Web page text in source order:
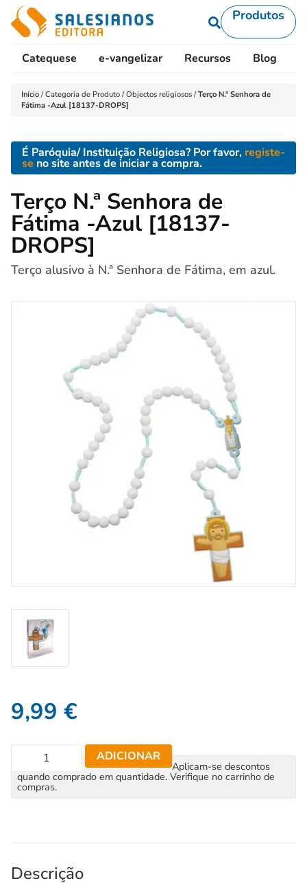
Produtos
Catequese e-vangelizar Recursos Blog
Início /Categoria de Produto /Objectos religiosos /Terço N.ª Senhora de
Fátima -Azul [18137-DROPS]
É Paróquia/ Instituição Religiosa? Por favor, registe-
se no site antes de iniciar a compra.
Terço N.ª Senhora de
Fátima -Azul [18137-
DROPS]
Terço alusivo à N.ª Senhora de Fátima, em azul.
9,99 €
ADICIONAR
Aplicam-se descontos
quando comprado em quantidade. Verifique no carrinho de
compras.
Descrição